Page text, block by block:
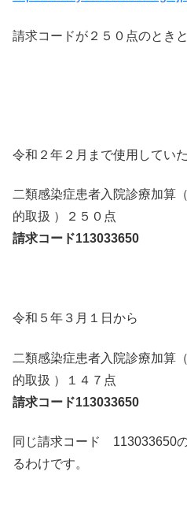
請求コードが２５０点のとき
令和２年２月まで使用していた
二類感染症患者入院診療加算
的取扱 ）２５０点
請求コード113033650
令和５年３月１日から
二類感染症患者入院診療加算
的取扱 ）１４７点
請求コード113033650
同じ請求コード
るわけです。